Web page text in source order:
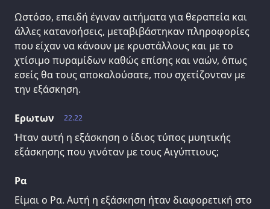
Ωστόσο, επειδή έγιναν αιτήματα για θεραπεία και
άλλες κατανοήσεις, μεταβιβάστηκαν πληροφορίες
που είχαν να κάνουν με κρυστάλλους και με το
χτίσιμο πυραμίδων καθώς επίσης και ναών, όπως
εσείς θα τους αποκαλούσατε, που σχετίζονταν με
την εξάσκηση.
22.22
Ερωτων
Ήταν αυτή η εξάσκηση ο ίδιος τύπος μυητικής
εξάσκησης που γινόταν με τους Αιγύπτιους;
Ρα
Είμαι ο Ρα. Αυτή η εξάσκηση ήταν διαφορετική στο